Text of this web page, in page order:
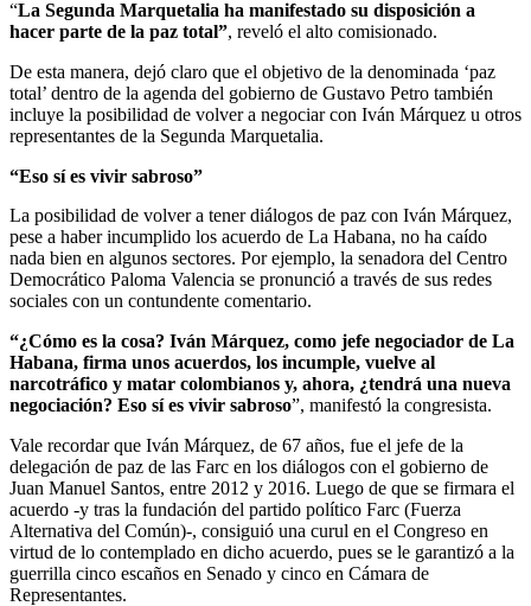
“La Segunda Marquetalia ha manifestado su disposición a
hacer parte de la paz total”, reveló el alto comisionado.
De esta manera, dejó claro que el objetivo de la denominada ‘paz
total’ dentro de la agenda del gobierno de Gustavo Petro también
incluye la posibilidad de volver a negociar con Iván Márquez u otros
representantes de la Segunda Marquetalia.
“Eso sí es vivir sabroso”
La posibilidad de volver a tener diálogos de paz con Iván Márquez,
pese a haber incumplido los acuerdo de La Habana, no ha caído
nada bien en algunos sectores. Por ejemplo, la senadora del Centro
Democrático Paloma Valencia se pronunció a través de sus redes
sociales con un contundente comentario.
“¿Cómo es la cosa? Iván Márquez, como jefe negociador de La
Habana, firma unos acuerdos, los incumple, vuelve al
narcotráfico y matar colombianos y, ahora, ¿tendrá una nueva
negociación? Eso sí es vivir sabroso”, manifestó la congresista.
Vale recordar que Iván Márquez, de 67 años, fue el jefe de la
delegación de paz de las Farc en los diálogos con el gobierno de
Juan Manuel Santos, entre 2012 y 2016. Luego de que se firmara el
acuerdo -y tras la fundación del partido político Farc (Fuerza
Alternativa del Común)-, consiguió una curul en el Congreso en
virtud de lo contemplado en dicho acuerdo, pues se le garantizó a la
guerrilla cinco escaños en Senado y cinco en Cámara de
Representantes.